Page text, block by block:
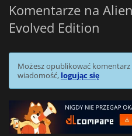
Komentarze na
Evolved Edition
Możesz opublikować
wiadomość, logując się